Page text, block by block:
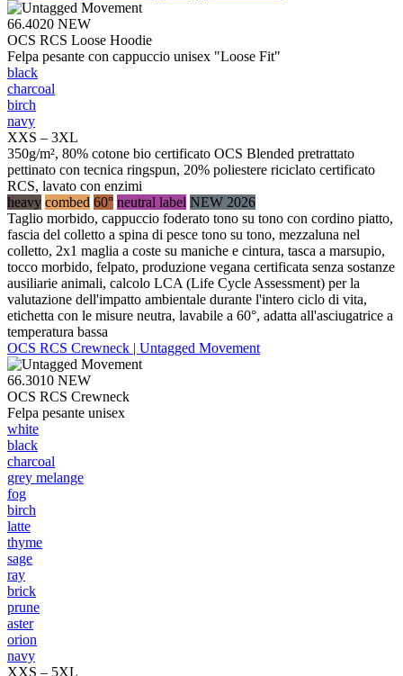
66.4020 NEW
OCS RCS Loose Hoodie
Felpa pesante con cappuccio unisex "Loose Fit"
black
charcoal
birch
navy
XXS – 3XL
350g/m², 80% cotone bio certificato OCS Blended pretrattato
pettinato con tecnica ringspun, 20% poliestere riciclato certificato
RCS, lavato con enzimi
heavy combed 60° neutral label NEW 2026
Taglio morbido, cappuccio foderato tono su tono con cordino piatto,
fascia del colletto a spina di pesce tono su tono, mezzaluna nel
colletto, 2x1 maglia a coste su maniche e cintura, tasca a marsupio,
tocco morbido, felpato, produzione vegana certificata senza sostanze
ausiliarie animali, calcolo LCA (Life Cycle Assessment) per la
valutazione dell'impatto ambientale durante l'intero ciclo di vita,
etichetta con le misure neutra, lavabile a 60°, adatta all'asciugatrice a
temperatura bassa
OCS RCS Crewneck | Untagged Movement
66.3010 NEW
OCS RCS Crewneck
Felpa pesante unisex
white
black
charcoal
grey melange
fog
birch
latte
thyme
sage
ray
brick
prune
aster
orion
navy
XXS – 5XL